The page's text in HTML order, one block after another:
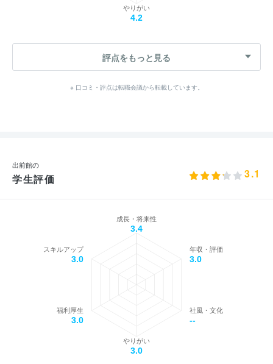
やりがい
4.2
評点をもっと見る
※ 口コミ・評点は転職会議から転載しています。
出前館の
学生評価 3.1
成長・将来性
3.4
年収・評価
3.0
社風・文化
--
やりがい
3.0
福利厚生
3.0
スキルアップ
3.0